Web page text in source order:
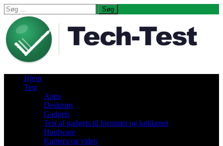
Søg
efter:
Hjem
Test
Apps
Desktops
Gadgets
Test af gadgets til hjemmet og køkkenet
Hardware
Kamera og video